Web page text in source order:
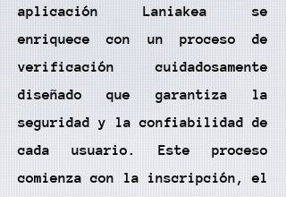
aplicación Laniakea se
enriquece con un proceso de
verificación cuidadosamente
diseñado que garantiza la
seguridad y la confiabilidad de
cada usuario. Este proceso
comienza con la inscripción, el